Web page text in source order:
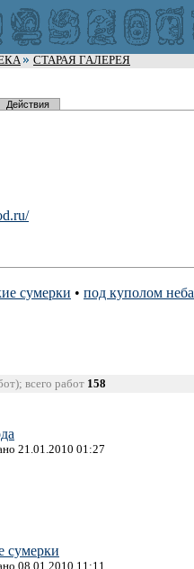
СТАРАЯ ГАЛЕРЕЯ
Действия
сумерки • под куполом неба
всего работ 158
21.01.2010 01:27
сумерки
08.01.2010 11:11